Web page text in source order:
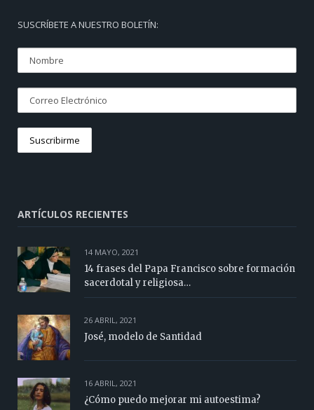
SUSCRÍBETE A NUESTRO BOLETÍN:
ARTÍCULOS RECIENTES
14 MAYO, 2021
14 frases del Papa Francisco sobre formación
sacerdotal y religiosa…
26 ABRIL, 2021
José, modelo de Santidad
16 ABRIL, 2021
¿Cómo puedo mejorar mi autoestima?